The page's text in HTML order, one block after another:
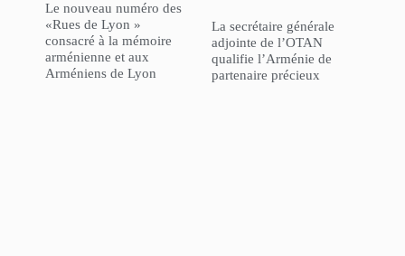
Le nouveau numéro des
«Rues de Lyon »
consacré à la mémoire
arménienne et aux
Arméniens de Lyon
La secrétaire générale
adjointe de l’OTAN
qualifie l’Arménie de
partenaire précieux